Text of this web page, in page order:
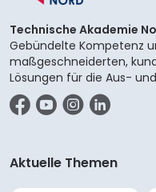
Technische Akademie
Gebündelte Kompetenz
maßgeschneiderten,
Lösungen für die Aus-
Aktuelle Themen